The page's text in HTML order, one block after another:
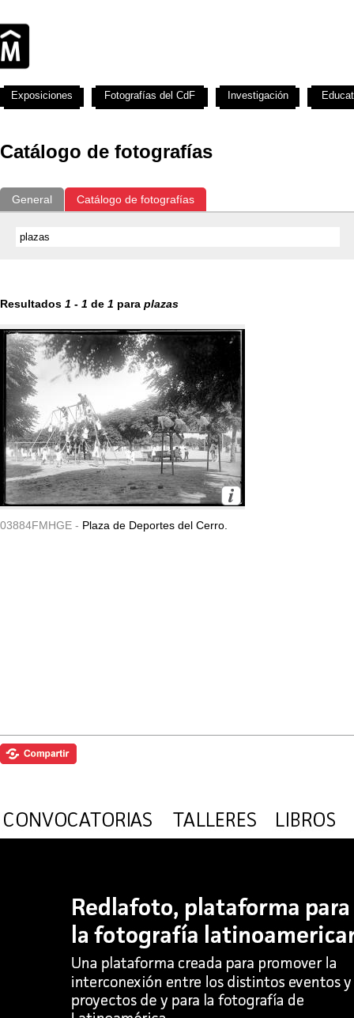
Catálogo de fotografías
General Catálogo de fotografías
Resultados 1 - 1 de 1 para plazas
03884FMHGE - Plaza de Deportes del Cerro.
Exposiciones Fotografías del CdF Investigación